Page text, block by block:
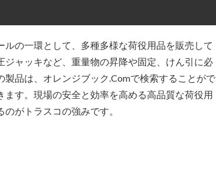
の一環として、多種多様な荷役用品を販売して
ャッキなど、重量物の昇降や固定、けん引に必
品は、オレンジブック.Comで検索することがで
す。現場の安全と効率を高める高品質な荷役用
がトラスコの強みです。